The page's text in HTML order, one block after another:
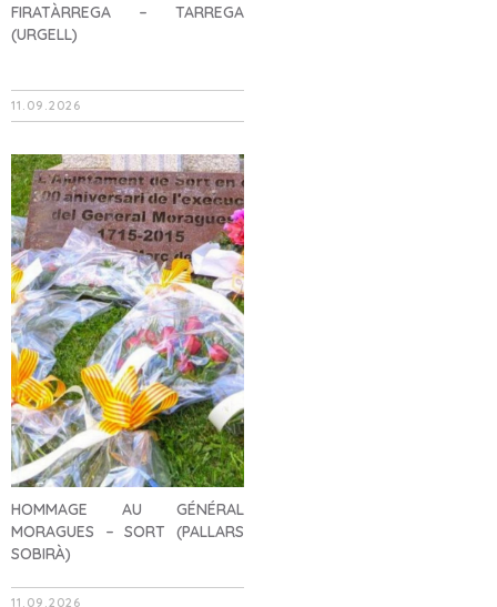
FIRATÀRREGA – TARREGA
(URGELL)
11.09.2026
HOMMAGE AU GÉNÉRAL
MORAGUES – SORT (PALLARS
SOBIRÀ)
11.09.2026